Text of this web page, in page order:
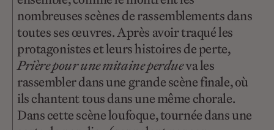
nombreuses scènes de rassemblements dans
toutes ses œuvres. Après avoir traqué les
protagonistes et leurs histoires de perte,
Prière pour une mitaine perdueva les
rassembler dans une grande scène finale, où
ils chantent tous dans une même chorale.
Dans cette scène loufoque, tournée dans une